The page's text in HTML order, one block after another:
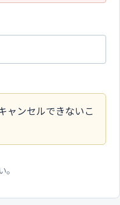
ャンセルできないこ